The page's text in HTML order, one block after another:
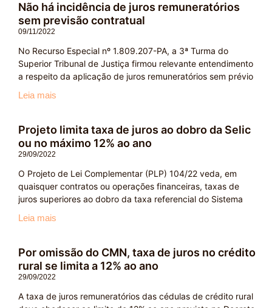
Não há incidência de juros remuneratórios
sem previsão contratual
09/11/2022
No Recurso Especial nº 1.809.207-PA, a 3ª Turma do
Superior Tribunal de Justiça firmou relevante entendimento
a respeito da aplicação de juros remuneratórios sem prévio
Leia mais
Projeto limita taxa de juros ao dobro da Selic
ou no máximo 12% ao ano
29/09/2022
O Projeto de Lei Complementar (PLP) 104/22 veda, em
quaisquer contratos ou operações financeiras, taxas de
juros superiores ao dobro da taxa referencial do Sistema
Leia mais
Por omissão do CMN, taxa de juros no crédito
rural se limita a 12% ao ano
29/09/2022
A taxa de juros remuneratórios das cédulas de crédito rural